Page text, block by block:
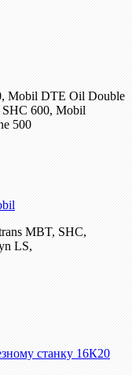
Mobil DTE Oil Double
600, Mobil
500
MBT, SHC,
LS,
станку 16К20